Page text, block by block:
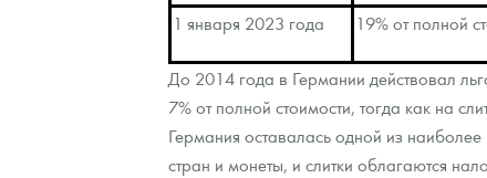
1 января 2023 года 19% от полной
До 2014 года в Германии действовал
7% от полной стоимости, тогда как на
Германия оставалась одной из
стран и монеты, и слитки облагаются